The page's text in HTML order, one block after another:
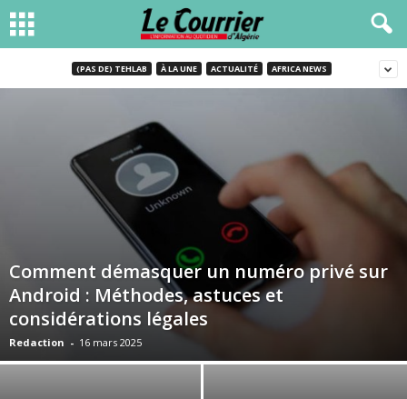
(PAS DE) TEHLAB À LA UNE ACTUALITÉ AFRICA NEWS
Comment démasquer un numéro privé sur
Android : Méthodes, astuces et
considérations légales
Redaction - 16 mars 2025